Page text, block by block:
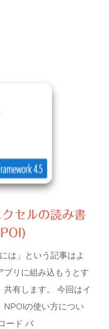
セルの読み書
は」という記事はよ
プリに組み込もうとす
共有します。 今回はイ
NPOIの使い方につい
ード バ